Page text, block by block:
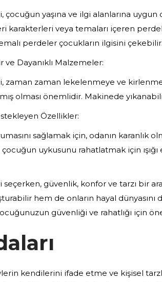
çocuğun yaşına ve ilgi alanlarına
karakterleri veya temaları içeren
perdeler çocukların ilgisini çekebilir.
Dayanıklı Malzemeler:
zaman zaman lekelenmeye ve
olması önemlidir. Makinede
Özellikler:
sağlamak için, odanın
uykusunu rahatlatmak için
seçerken, güvenlik, konfor ve tarzı bir
hem de onların hayal
güvenliği ve rahatlığı için
kendilerini ifade etme ve kişisel